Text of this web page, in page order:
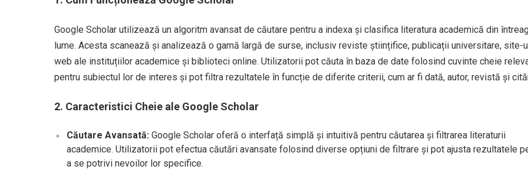
Google Scholar utilizează un algoritm avansat de căutare pentru a indexa și clasifica literatura academică din
lume. Acesta scanează și analizează o gamă largă de surse, inclusiv reviste științifice, publicații universitare, site-
web ale instituțiilor academice și biblioteci online. Utilizatorii pot căuta în baza de date folosind cuvinte cheie
pentru subiectul lor de interes și pot filtra rezultatele în funcție de diferite criterii, cum ar fi dată, autor, revistă și
2. Caracteristici Cheie ale Google Scholar
Căutare Avansată: Google Scholar oferă o interfață simplă și intuitivă pentru căutarea și filtrarea literaturii
academice. Utilizatorii pot efectua căutări avansate folosind diverse opțiuni de filtrare și pot ajusta rezultatele
a se potrivi nevoilor lor specifice.